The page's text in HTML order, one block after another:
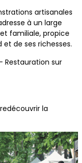
artisanales
à un large
familiale, propice
de ses richesses.
Restauration sur
la